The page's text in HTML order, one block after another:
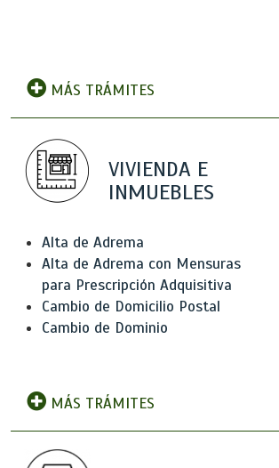
MÁS TRÁMITES
VIVIENDA E
INMUEBLES
Alta de Adrema
Alta de Adrema con Mensuras
para Prescripción Adquisitiva
Cambio de Domicilio Postal
Cambio de Dominio
MÁS TRÁMITES